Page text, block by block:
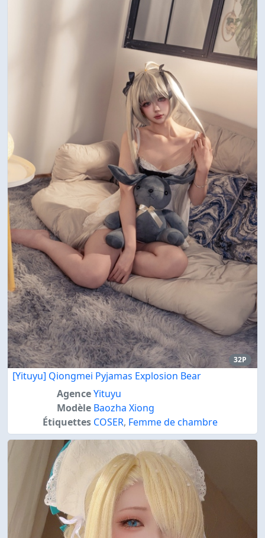
32P
[Yituyu] Qiongmei Pyjamas Explosion Bear
AgenceYituyu
Modèle Baozha Xiong
Étiquettes COSER, Femme de chambre